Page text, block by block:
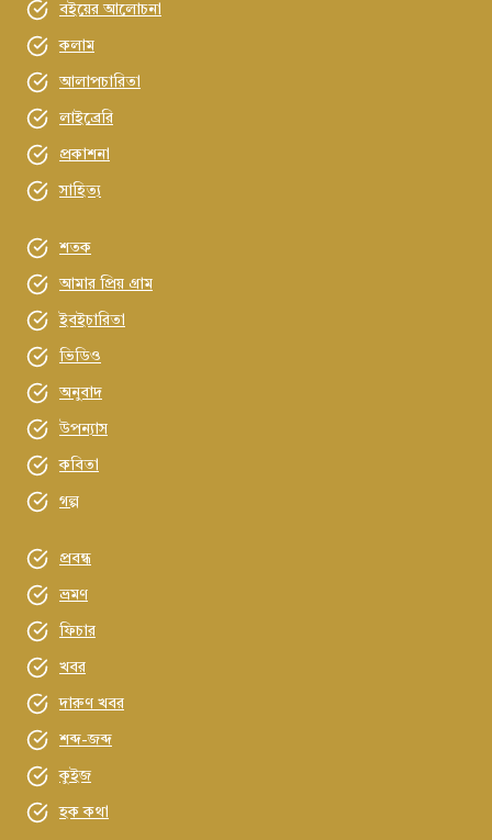
বইয়ের আলোচনা
কলাম
আলাপচারিতা
লাইব্রেরি
প্রকাশনা
সাহিত্য
শতক
আমার প্রিয় গ্রাম
ইবইচারিতা
ভিডিও
অনুবাদ
উপন্যাস
কবিতা
গল্প
প্রবন্ধ
ভ্রমণ
ফিচার
খবর
দারুণ খবর
শব্দ-জব্দ
কুইজ
হক কথা